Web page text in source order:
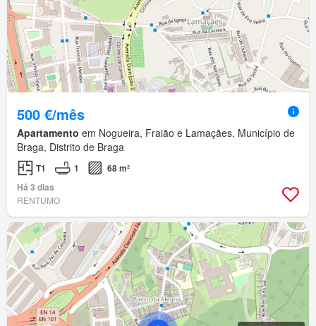
500 €/mês
Apartamento em Nogueira, Fraião e Lamaçães, Município de
Braga, Distrito de Braga
T1 1
68 m²
Há 3 dias
RENTUMO